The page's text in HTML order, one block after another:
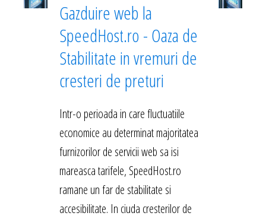
Gazduire web la
SpeedHost.ro - Oaza de
Stabilitate in vremuri de
cresteri de preturi
Intr-o perioada in care fluctuatiile
economice au determinat majoritatea
furnizorilor de servicii web sa isi
mareasca tarifele, SpeedHost.ro
ramane un far de stabilitate si
accesibilitate. In ciuda cresterilor de